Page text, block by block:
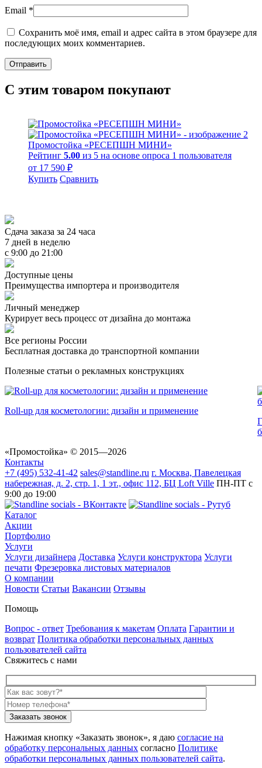
Email *
Сохранить моё имя, email и адрес сайта в этом браузере для
последующих моих комментариев.
С этим товаром покупают
Промостойка «РЕСЕПШН МИНИ»
Рейтинг 5.00 из 5 на основе опроса 1 пользователя
от 17 590 ₽
Купить Сравнить
Сдача заказа за 24 часа
7 дней в неделю
с 9:00 до 21:00
Доступные цены
Преимущества импортера и производителя
Личный менеджер
Курирует весь процесс от дизайна до монтажа
Все регионы России
Бесплатная доставка до транспортной компании
Полезные статьи о рекламных конструкциях
Roll-up для косметологии: дизайн и применение
«Промостойка» © 2015—2026
Контакты
+7 (495) 532-41-42 sales@standline.ru г. Москва, Павелецкая
набережная, д. 2, стр. 1, 1 эт., офис 112, БЦ Loft Ville ПН-ПТ с
9:00 до 19:00
Каталог
Акции
Портфолио
Услуги
Услуги дизайнера Доставка Услуги конструктора Услуги
печати Фрезеровка листовых материалов
О компании
Новости Статьи Вакансии Отзывы
Помощь
Вопрос - ответ Требования к макетам Оплата Гарантии и
возврат Политика обработки персональных данных
пользователей сайта
Свяжитесь с нами
Нажимая кнопку «Заказать звонок», я даю согласие на
обработку персональных данных согласно Политике
обработки персональных данных пользователей сайта.